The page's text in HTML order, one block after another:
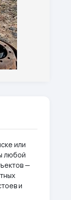
или
любой
—
и